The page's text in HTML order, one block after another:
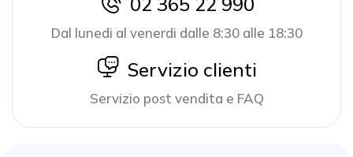
icon
Dal lunedi al venerdi dalle 8:30 alle 18:30
icon
Servizio clienti
Servizio post vendita e FAQ